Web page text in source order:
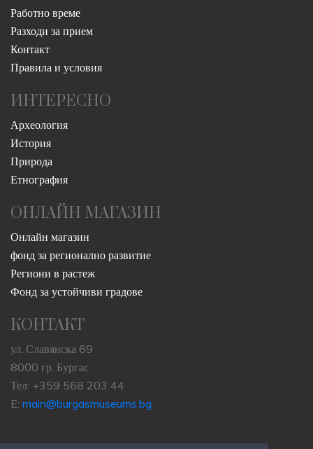
Работно време
Разходи за прием
Контакт
Правила и условия
ИНТЕРЕСНО
Археология
История
Природа
Етнография
ОНЛАЙН МАГАЗИН
Онлайн магазин
фонд за регионално развитие
Региони в растеж
Фонд за устойчиви градове
КОНТАКТ
ул. Славянска 69
8000 гр. Бургас
Тел: +359 568 203 44
E: main@burgasmuseums.bg